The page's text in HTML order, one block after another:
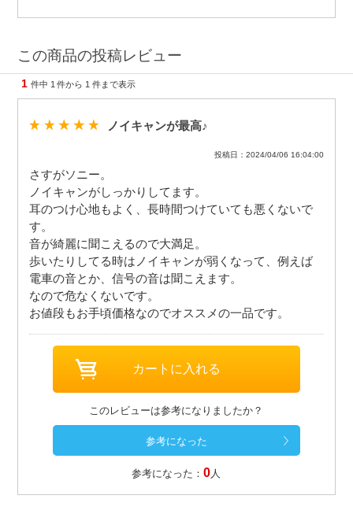
この商品の投稿レビュー
1 件中 1 件から 1 件まで表示
ノイキャンが最高♪
投稿日：2024/04/06 16:04:00
さすがソニー。
ノイキャンがしっかりしてます。
耳のつけ心地もよく、長時間つけていても悪くないで
す。
音が綺麗に聞こえるので大満足。
歩いたりしてる時はノイキャンが弱くなって、例えば
電車の音とか、信号の音は聞こえます。
なので危なくないです。
お値段もお手頃価格なのでオススメの一品です。
このレビューは参考になりましたか？
参考になった：0 人